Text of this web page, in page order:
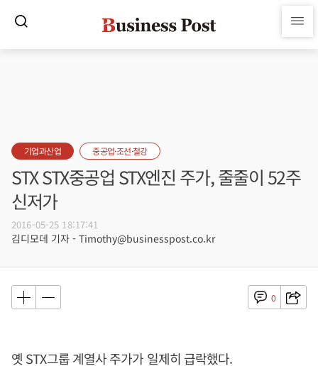
기업과산업 중공업·조선·철강
STX STX중공업 STX엔진 주가, 줄줄이 52주
신저가
2016-05-25 18:17:41
김디모데 기자 - Timothy@businesspost.co.kr
0
옛 STX그룹 계열사 주가가 일제히 급락했다.